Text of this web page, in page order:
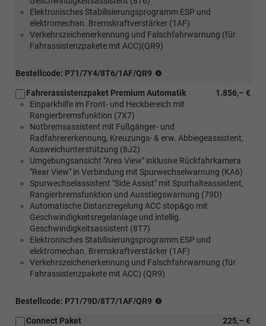
Elektronisches Stabilisierungsprogramm ESP und
elektromechan. Bremskraftverstärker (1AF)
Verkehrszeichenerkennung und Falschfahrwarnung (für
Fahrassistenzpakete mit ACC)(QR9)
Bestellcode: P71/7Y4/8T6/1AF/QR9
Verbindung
mit
Kunstlederlenkrad
oder
Multifunktions-
Kunstlederlenkrad,
beheizbar)
1.856,– €
Fahrerassistenzpaket Premium Automatik
Einparkhilfe im Front- und Heckbereich mit
Rangierbremsfunktion (7X7)
Notbremsassistent mit Fußgänger- und
Radfahrererkennung, Kreuzungs- & erw. Abbiegeassistent,
Ausweichunterstützung (8J2)
Umgebungsansicht "Area View" inklusive Rückfahrkamera
"Rear View" in Verbindung mit Spurwechselwarnung (KA6)
Spurwechselassistent "Side Assist" mit Spurhalteassistent,
Rangierbremsfunktion und Ausstiegswarnung (79D)
Automatische Distanzregelung ACC stop&go mit
Geschwindigkeitsregelanlage und intellig.
Geschwindigkeitsassistent (8T7)
Elektronisches Stabilisierungsprogramm ESP und
elektromechan. Bremskraftverstärker (1AF)
Verkehrszeichenerkennung und Falschfahrwarnung (für
Fahrassistenzpakete mit ACC) (QR9)
Bestellcode: P71/79D/8T7/1AF/QR9
225,– €
Connect Paket